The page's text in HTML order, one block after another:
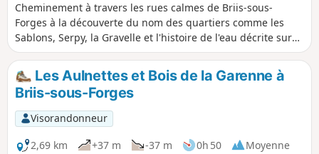
Cheminement à travers les rues calmes de Briis-sous-
Forges à la découverte du nom des quartiers comme les
Sablons, Serpy, la Gravelle et l'histoire de l'eau décrite sur
les panneaux informatifs notamment à la hauteur du
Chemin de Serpy à main droite.
Les Aulnettes et Bois de la Garenne à
Briis-sous-Forges
Visorandonneur
2,69 km
+37 m -37 m 0h 50
Moyenne